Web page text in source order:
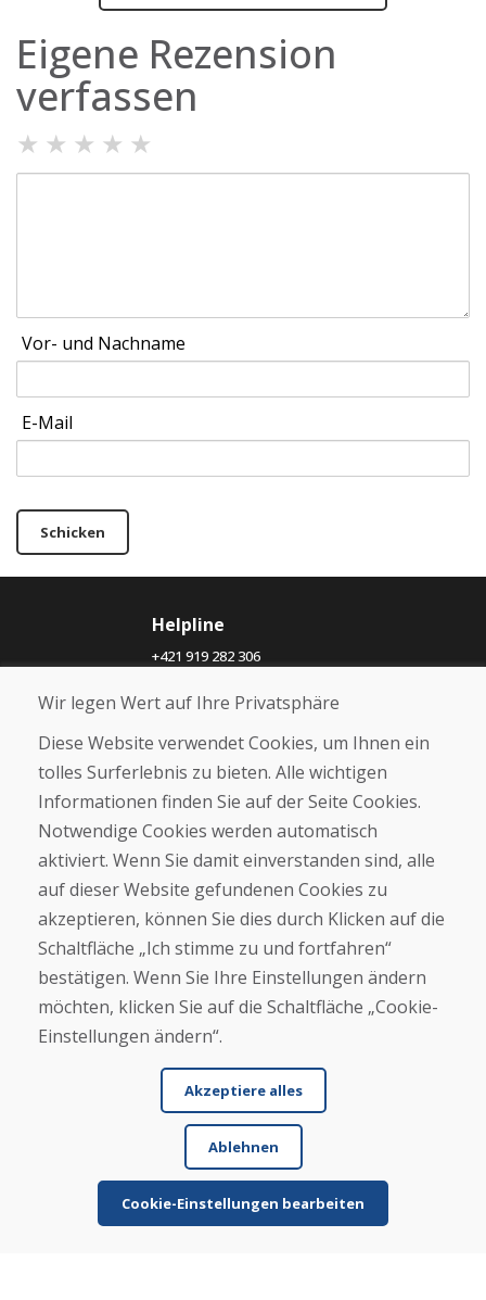
Eigene Rezension
verfassen
★ ★ ★ ★ ★
Vor- und Nachname
E-Mail
Schicken
Helpline
+421 919 282 306
Über uns
Blog
Geschäft
Kontakt
Kaufen
E-Shop
Geschäftsbedingungen
Zahlung
Beschwerde
Rückgabe und Umtausch von Waren
Cookies
Wir legen Wert auf Ihre Privatsphäre
Diese Website verwendet Cookies, um Ihnen ein
tolles Surferlebnis zu bieten. Alle wichtigen
Informationen finden Sie auf der Seite Cookies.
Notwendige Cookies werden automatisch
aktiviert. Wenn Sie damit einverstanden sind, alle
auf dieser Website gefundenen Cookies zu
akzeptieren, können Sie dies durch Klicken auf die
Schaltfläche „Ich stimme zu und fortfahren“
bestätigen. Wenn Sie Ihre Einstellungen ändern
möchten, klicken Sie auf die Schaltfläche „Cookie-
Einstellungen ändern“.
Akzeptiere alles
Ablehnen
Cookie-Einstellungen bearbeiten